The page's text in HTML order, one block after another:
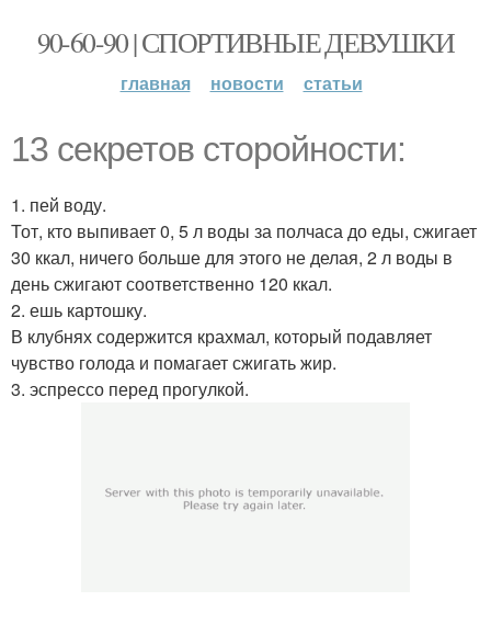
90-60-90 | СПОРТИВНЫЕ ДЕВУШКИ
главная новости статьи
13 секретов сторойности:
1. пей воду.
Тот, кто выпивает 0, 5 л воды за полчаса до еды, сжигает
30 ккал, ничего больше для этого не делая, 2 л воды в
день сжигают соответственно 120 ккал.
2. ешь картошку.
В клубнях содержится крахмал, который подавляет
чувство голода и помагает сжигать жир.
3. эспрессо перед прогулкой.